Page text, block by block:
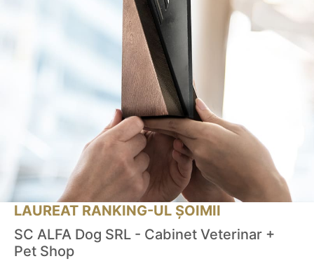
LAUREAT RANKING-UL ȘOIMII
SC ALFA Dog SRL - Cabinet Veterinar +
Pet Shop